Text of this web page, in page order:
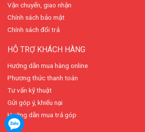
Vận chuyển, giao nhận
Chính sách bảo mật
Chính sách đổi trả
HỖ TRỢ KHÁCH HÀNG
Hướng dẫn mua hàng online
Phương thức thanh toán
Tư vấn kỹ thuật
Gửi góp ý, khiếu nại
Hướng dẫn mua trả góp